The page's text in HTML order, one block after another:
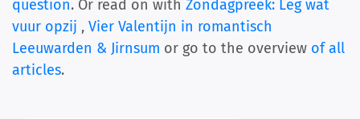
question. Or read on with Zondagpreek: Leg wat
vuur opzij , Vier Valentijn in romantisch
Leeuwarden & Jirnsum or go to the overview of all
articles.